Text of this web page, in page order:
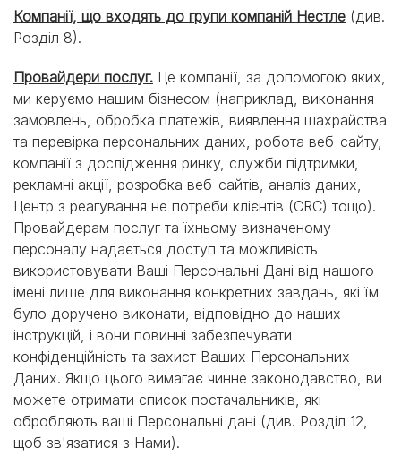
Компанії, що входять до групи компаній Нестле (див.
Розділ 8).
Провайдери послуг. Це компанії, за допомогою яких,
ми керуємо нашим бізнесом (наприклад, виконання
замовлень, обробка платежів, виявлення шахрайства
та перевірка персональних даних, робота веб-сайту,
компанії з дослідження ринку, служби підтримки,
рекламні акції, розробка веб-сайтів, аналіз даних,
Центр з реагування не потреби клієнтів (CRC) тощо).
Провайдерам послуг та їхньому визначеному
персоналу надається доступ та можливість
використовувати Ваші Персональні Дані від нашого
імені лише для виконання конкретних завдань, які їм
було доручено виконати, відповідно до наших
інструкцій, і вони повинні забезпечувати
конфіденційність та захист Ваших Персональних
Даних. Якщо цього вимагає чинне законодавство, ви
можете отримати список постачальників, які
обробляють ваші Персональні дані (див. Розділ 12,
щоб зв'язатися з Нами).